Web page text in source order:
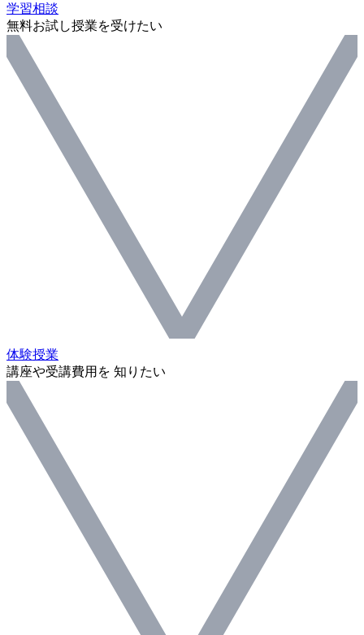
学習相談
無料お試し授業を受けたい
体験授業
講座や受講費用を 知りたい